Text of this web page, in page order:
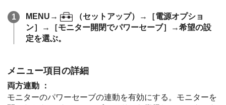
MENU → （セットアップ）→
［電源オプショ
ン］
→ ［モニター開閉でパワーセーブ］
→希望の設
定を選ぶ。
メニュー項目の詳細
両方連動
：
モニターのパワーセーブの連動を有効にする。モニターを